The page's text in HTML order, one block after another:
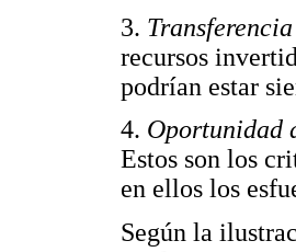
3.
recursos
podrían estar
4. Oportunidad
Estos son los
en ellos los
Según la